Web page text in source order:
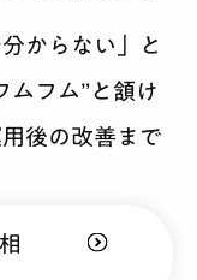
からない」と
ムフム”と頷け
後の改善まで